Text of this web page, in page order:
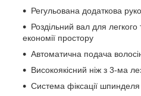
Регульована додаткова
Роздільний вал для легкого
економії простору
Автоматична подача
Високоякісний ніж з 3-ма
Система фіксації шпинделя